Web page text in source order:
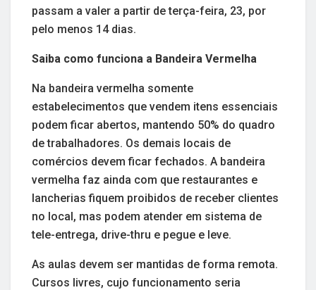
passam a valer a partir de terça-feira, 23, por
pelo menos 14 dias.
Saiba como funciona a Bandeira Vermelha
Na bandeira vermelha somente
estabelecimentos que vendem itens essenciais
podem ficar abertos, mantendo 50% do quadro
de trabalhadores. Os demais locais de
comércios devem ficar fechados. A bandeira
vermelha faz ainda com que restaurantes e
lancherias fiquem proibidos de receber clientes
no local, mas podem atender em sistema de
tele-entrega, drive-thru e pegue e leve.
As aulas devem ser mantidas de forma remota.
Cursos livres, cujo funcionamento seria